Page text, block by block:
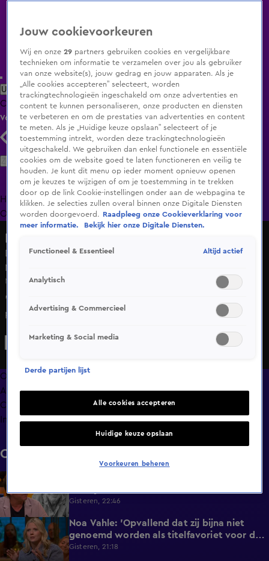
Uitzending Gemist Populaire programma's Zenders Genres
ClipsFilmsRadioSmart TV inlogShop
Volg KIJK
Zoeken
HomeUitzending Gemist Programma's De Bondgenoten
OranjezomerLivestreamsShop
De Oranje-opstelling van Nicky van der Gijp: 'Ik vind het
Nederlands elftal beter zonder Dumfries!'
Ma 8 juni, 21:37
'In 'De Oranje-opstelling van…' blikt Hélène Hendriks met
prominente gasten vooruit op het WK. Welke spelers
Oranje? In de derde aflevering: Nicky van der Gijp.
Overzicht
Afleveringen
Clips
Info
Clips
0:13
Gisteren, 22:46
3:24
Noa Vahle: 'Opvallend dat zij bijna niet
genoemd worden als titelfavoriet voor de
Eredivisie!'
Gisteren, 21:18
Jouw cookievoorkeuren
Wij en onze29 partners gebruiken cookies en vergelijkbare
technieken om informatie te verzamelen over jou als gebruiker
van onze website(s), jouw gedrag en jouw apparaten. Als je
„Alle cookies accepteren” selecteert, worden
trackingtechnologieën ingeschakeld om onze advertenties en
content te kunnen personaliseren, onze producten en diensten
te verbeteren en om de prestaties van advertenties en content
te meten. Als je „Huidige keuze opslaan” selecteert of je
toestemming intrekt, worden deze trackingtechnologieën
uitgeschakeld. We gebruiken dan enkel functionele en essentiële
cookies om de website goed te laten functioneren en veilig te
houden. Je kunt dit menu op ieder moment opnieuw openen
om je keuzes te wijzigen of om je toestemming in te trekken
door op de link Cookie-instellingen onder aan de webpagina te
klikken. Je selecties zullen overal binnen onze Digitale Diensten
worden doorgevoerd.
Raadpleeg onze Cookieverklaring voor
meer informatie.
Bekijk hier onze Digitale Diensten.
Functioneel & Essentieel Altijd actief
Analytisch
Advertising & Commercieel
Marketing & Social media
Derde partijen lijst
Alle cookies accepteren
Huidige keuze opslaan
Voorkeuren beheren